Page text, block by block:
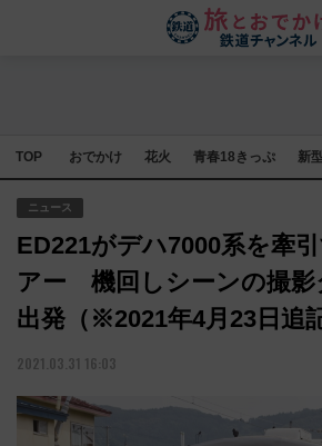
TOP おでかけ 花火 青春18きっぷ 新
ニュース
ED221がデハ7000系を牽
アー 機回しシーンの撮
出発（※2021年4月23日追記
2021.03.31 16:03